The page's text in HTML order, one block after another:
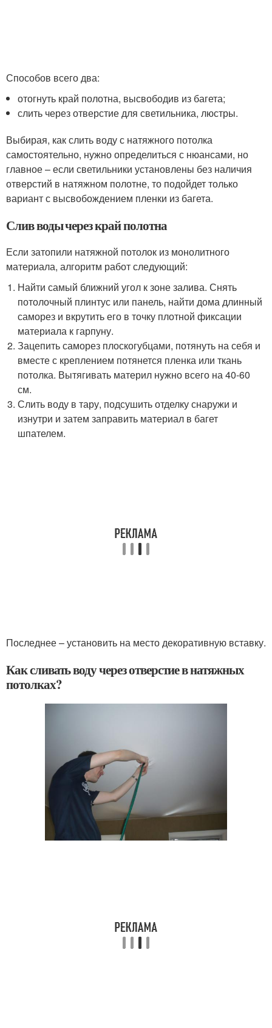
Способов всего два:
отогнуть край полотна, высвободив из багета;
слить через отверстие для светильника, люстры.
Выбирая, как слить воду с натяжного потолка
самостоятельно, нужно определиться с нюансами, но
главное – если светильники установлены без наличия
отверстий в натяжном полотне, то подойдет только
вариант с высвобождением пленки из багета.
Слив воды через край полотна
Если затопили натяжной потолок из монолитного
материала, алгоритм работ следующий:
Найти самый ближний угол к зоне залива. Снять
потолочный плинтус или панель, найти дома длинный
саморез и вкрутить его в точку плотной фиксации
материала к гарпуну.
Зацепить саморез плоскогубцами, потянуть на себя и
вместе с креплением потянется пленка или ткань
потолка. Вытягивать материл нужно всего на 40-60
см.
Слить воду в тару, подсушить отделку снаружи и
изнутри и затем заправить материал в багет
шпателем.
Последнее – установить на место декоративную вставку.
Как сливать воду через отверстие в натяжных
потолках?